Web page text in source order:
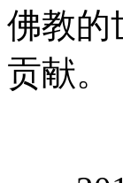
佛教的
贡献。